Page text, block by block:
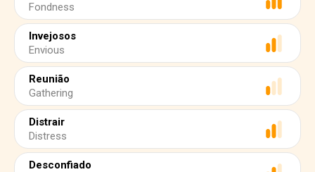
Fondness
Invejosos
Envious
Reunião
Gathering
Distrair
Distress
Desconfiado